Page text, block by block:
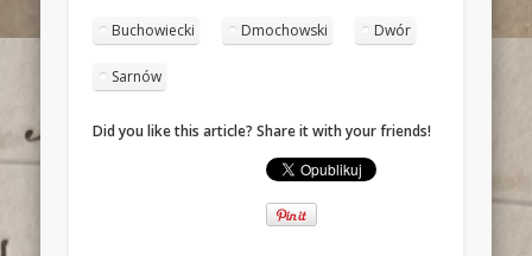
Buchowiecki Dmochowski Dwór
Sarnów
Did you like this article? Share it with your friends!